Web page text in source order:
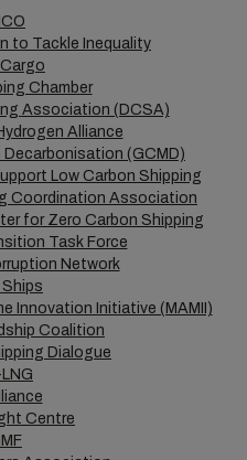
to Tackle Inequality
Chamber
Association (DCSA)
Alliance
(GCMD)
Low Carbon Shipping
Coordination Association
for Zero Carbon Shipping
Task Force
Network
Ships
Innovation Initiative (MAMII)
Coalition
Dialogue
Centre